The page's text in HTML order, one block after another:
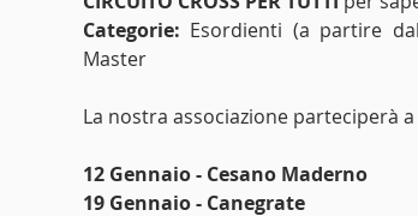
Categorie: Esordienti (a partire
Master
La nostra associazione parteciperà
12 Gennaio - Cesano Maderno
19 Gennaio - Canegrate